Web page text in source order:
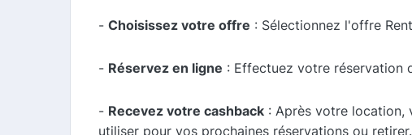
- Choisissez votre offre : Sélectionnez l'offre
- Réservez en ligne : Effectuez votre réservation
- Recevez votre cashback : Après votre location,
utiliser pour vos prochaines réservations ou retirer.